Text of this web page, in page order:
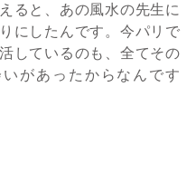
ると、あの風水の先生に
にしたんです。今パリで
しているのも、全てその
があったからなんです